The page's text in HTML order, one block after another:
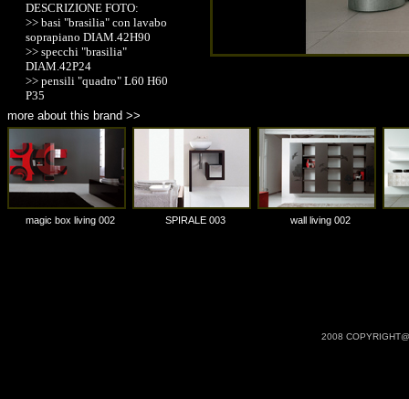
DESCRIZIONE FOTO:
>> basi "brasilia" con lavabo
soprapiano DIAM.42H90
>> specchi "brasilia"
DIAM.42P24
>> pensili "quadro" L60 H60
P35
more about this brand >>
magic box living 002 SPIRALE 003 wall living 002
2008